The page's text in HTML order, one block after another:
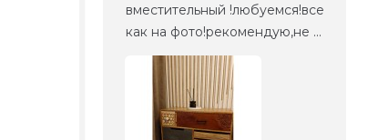
вместительный !любуемся!все
как на фото!рекомендую,не ...